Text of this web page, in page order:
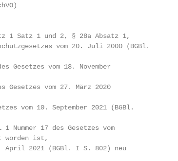
1 Satz 1 und 2, § 28a Absatz 1,
vom 20. Juli 2000 (BGBl.
Gesetzes vom 18. November
Gesetzes vom 27. März 2020
vom 10. September 2021 (BGBl.
1 Nummer 17 des Gesetzes vom
worden ist,
April 2021 (BGBl. I S. 802) neu